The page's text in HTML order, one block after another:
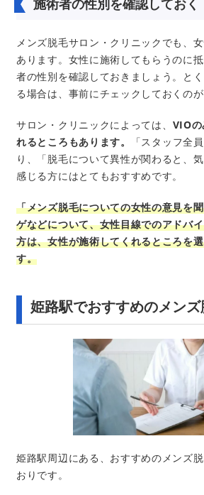
施術者の性別を確認しておく
メンズ脱毛サロン・クリニックでも、
あります。女性に施術してもらうのに
者の性別を確認しておきましょう。と
る場合は、事前にチェックしておくのが
サロン・クリニックによっては、 VIOの
れるところもあります。
「スタッフ全
り、「脱毛について異性が関わると、
感じる方にはとてもおすすめです。
「メンズ脱毛についての女性の意見を
ゲなどについて、女性目線でのアドバ
方は、女性が施術してくれるところを
す。
姫路駅でおすすめのメン
姫路駅周辺にある、おすすめのメンズ
おりです。